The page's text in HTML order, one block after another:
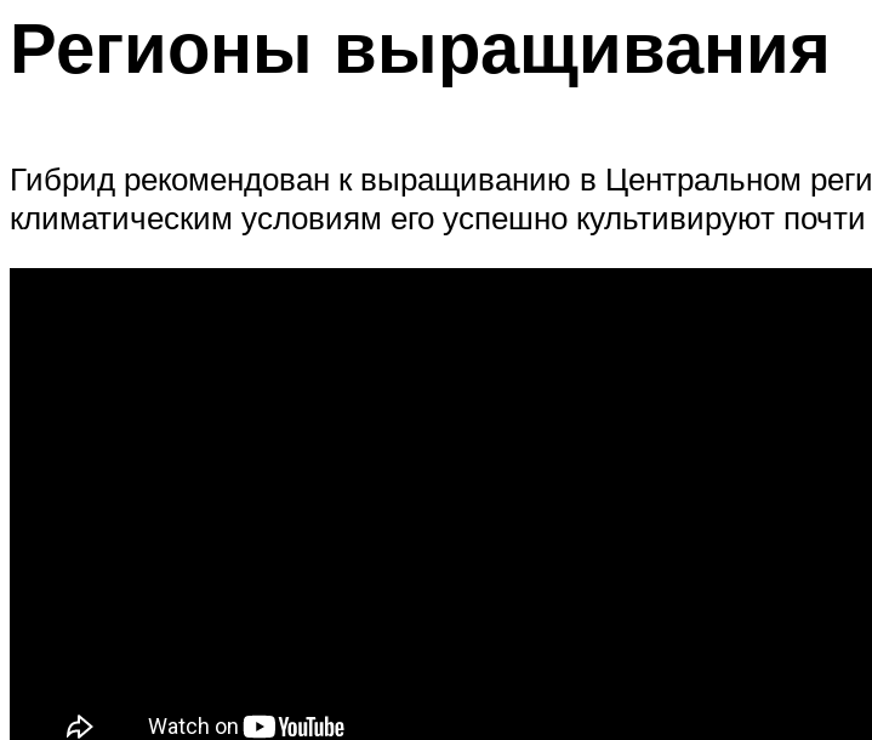
Регионы выращивания
Гибрид рекомендован к выращиванию в Центральном
климатическим условиям его успешно культивируют